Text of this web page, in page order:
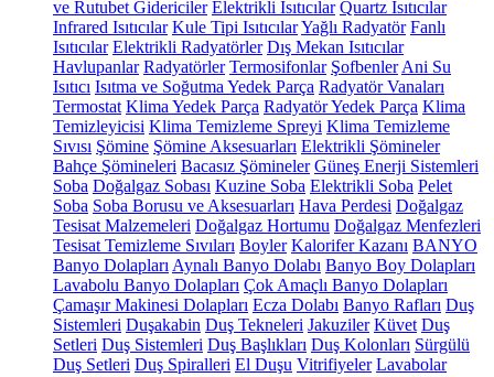
ve Rutubet Gidericiler Elektrikli Isıtıcılar Quartz Isıtıcılar
Infrared Isıtıcılar Kule Tipi IsıtıcılarYağlı Radyatör Fanlı
Isıtıcılar Elektrikli Radyatörler Dış Mekan Isıtıcılar
Havlupanlar Radyatörler Termosifonlar Şofbenler Ani Su
Isıtıcı Isıtma ve Soğutma Yedek Parça Radyatör Vanaları
Termostat Klima Yedek Parça Radyatör Yedek Parça Klima
Temizleyicisi Klima Temizleme Spreyi Klima Temizleme
Sıvısı Şömine Şömine Aksesuarları Elektrikli Şömineler
Bahçe Şömineleri Bacasız Şömineler Güneş Enerji Sistemleri
Soba Doğalgaz Sobası Kuzine Soba Elektrikli Soba Pelet
Soba Soba Borusu ve Aksesuarları Hava Perdesi Doğalgaz
Tesisat Malzemeleri Doğalgaz Hortumu Doğalgaz Menfezleri
Tesisat Temizleme Sıvıları Boyler Kalorifer Kazanı BANYO
Banyo Dolapları Aynalı Banyo Dolabı Banyo Boy Dolapları
Lavabolu Banyo Dolapları Çok Amaçlı Banyo Dolapları
Çamaşır Makinesi Dolapları Ecza Dolabı Banyo Rafları Duş
Sistemleri Duşakabin Duş Tekneleri Jakuziler Küvet Duş
Setleri Duş Sistemleri Duş Başlıkları Duş Kolonları Sürgülü
Duş Setleri Duş Spiralleri El Duşu Vitrifiyeler Lavabolar